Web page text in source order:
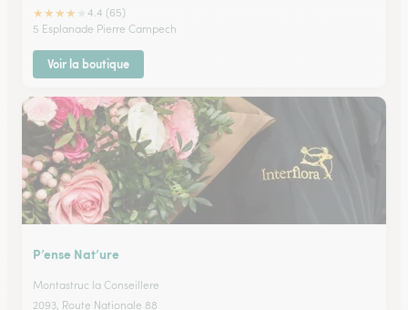
★★★★
4.4 (65)
5 Esplanade Pierre Campech
Voir la boutique
P’ense Nat’ure
Montastruc la Conseillere
2093, Route Nationale 88